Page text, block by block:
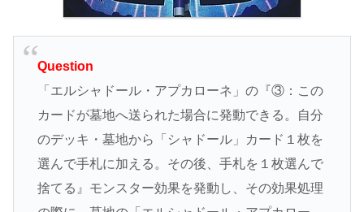
Question
「エルシャドール・アプカローネ」の『③：この
カードが墓地へ送られた場合に発動できる。自分
のデッキ・墓地から「シャドール」カード１枚を
選んで手札に加える。その後、手札を１枚選んで
捨てる』モンスター効果を発動し、その効果処理